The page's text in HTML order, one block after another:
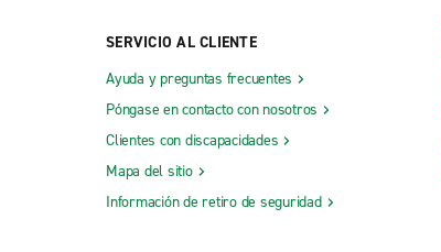
SERVICIO AL CLIENTE
Ayuda y preguntas frecuentes
Póngase en contacto con nosotros
Clientes con discapacidades
Mapa del sitio
Información de retiro de seguridad